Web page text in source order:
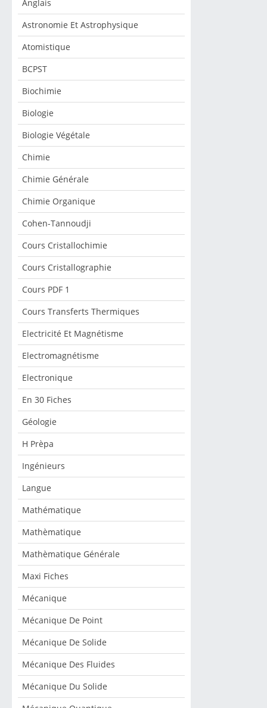
Anglais
Astronomie Et Astrophysique
Atomistique
BCPST
Biochimie
Biologie
Biologie Végétale
Chimie
Chimie Générale
Chimie Organique
Cohen-Tannoudji
Cours Cristallochimie
Cours Cristallographie
Cours PDF 1
Cours Transferts Thermiques
Electricité Et Magnétisme
Electromagnétisme
Electronique
En 30 Fiches
Géologie
H Prèpa
Ingénieurs
Langue
Mathématique
Mathèmatique
Mathèmatique Générale
Maxi Fiches
Mécanique
Mécanique De Point
Mécanique De Solide
Mécanique Des Fluides
Mécanique Du Solide